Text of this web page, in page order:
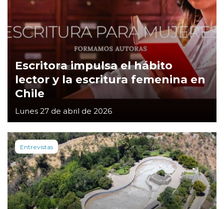
Escritora impulsa el hábito
lector y la escritura femenina en
Chile
Lunes 27 de abril de 2026
Entrevistas